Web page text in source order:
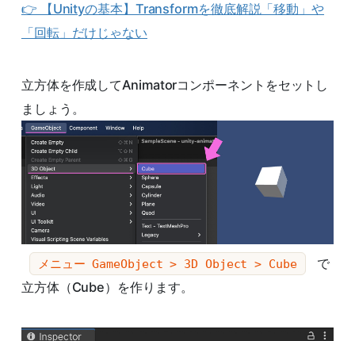
👉 【Unityの基本】Transformを徹底解説「移動」や
「回転」だけじゃない
立方体を作成してAnimatorコンポーネントをセットし
ましょう。
メニュー GameObject > 3D Object > Cube
で
立方体（Cube）を作ります。